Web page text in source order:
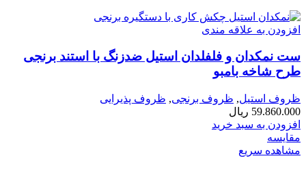
افزودن به علاقه مندی
ست نمکدان و فلفلدان استیل ضدزنگ با استند برنجی
طرح شاخه بامبو
ظروف استیل, ظروف برنجی, ظروف پذیرایی
59.860.000 ریال
افزودن به سبد خرید
مقایسه
مشاهده سریع